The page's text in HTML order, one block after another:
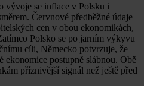
vývoje se inflace v Polsku i
Červnové předběžné údaje
cen v obou ekonomikách,
Polsko se po jarním výkyvu
cíli, Německo potvrzuje, že
ekonomice postupně slábnou. Obě
příznivější signál než ještě před